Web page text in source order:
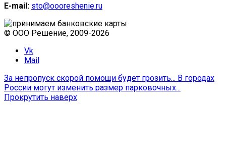
E-mail: sto@oooreshenie.ru
© ООО Решение, 2009-2026
Vk
Mail
За непропуск скорой помощи будет грозить... В городах
России могут изменить размер парковочных...
Прокрутить наверх